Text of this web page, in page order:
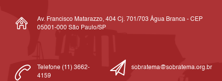
Av. Francisco Matarazzo, 404 Cj. 701/703 Água Branca - CEP
05001-000 São Paulo/SP
Telefone (11) 3662-
4159
sobratema@sobratema.org.br